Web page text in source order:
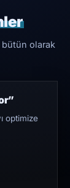
bütün olarak
optimize